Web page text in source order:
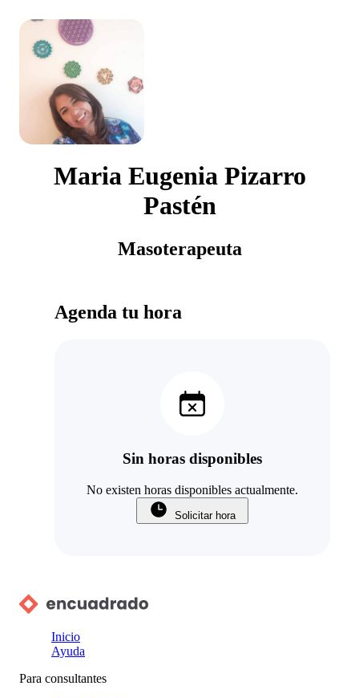
Maria Eugenia Pizarro
Pastén
Masoterapeuta
Agenda tu hora
Sin horas disponibles
No existen horas disponibles actualmente.
Solicitar hora
Inicio
Ayuda
Para consultantes